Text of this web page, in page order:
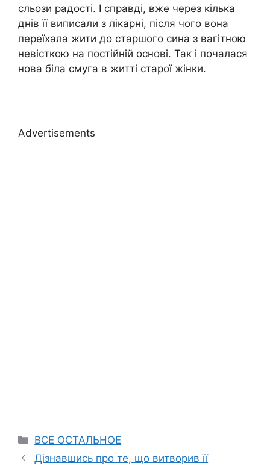
сльози радості. І справді, вже через кілька
днів її виписали з лікарні, після чого вона
переїхала жити до старшого сина з вагітною
невісткою на постійній основі. Так і почалася
нова біла смуга в житті старої жінки.
Advertisements
Categories
ВСЕ ОСТАЛЬНОЕ
Дізнавшись про те, що витворив її